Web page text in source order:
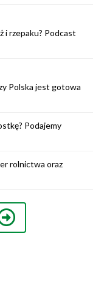
i rzepaku? Podcast
Polska jest gotowa
Podajemy
rolnictwa oraz